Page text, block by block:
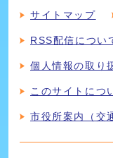
サイトマップ
RSS配信につい
個人情報の取り
このサイトにつ
市役所案内（交